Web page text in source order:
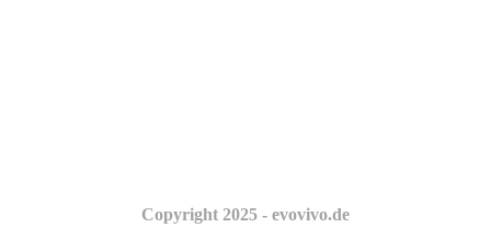
Copyright 2025 - evovivo.de